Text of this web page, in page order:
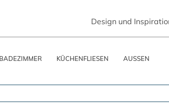
Design und
BADEZIMMER KÜCHENFLIESEN AUSSEN